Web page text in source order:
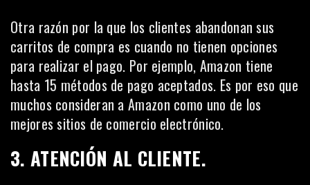
Otra razón por la que los clientes abandonan sus
carritos de compra es cuando no tienen opciones
para realizar el pago. Por ejemplo, Amazon tiene
hasta 15 métodos de pago aceptados. Es por eso que
muchos consideran a Amazon como uno de los
mejores sitios de comercio electrónico.
3. ATENCIÓN AL CLIENTE.